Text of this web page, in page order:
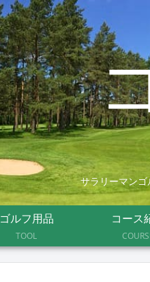
サラリーマン
ゴルフ用品
TOOL
コース